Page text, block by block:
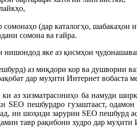
сомонаҳо (дар каталогҳо, шабакаҳои
сомона ва ғайра.
яке аз қисмҳои
аз миқдори кор ва душвории
дар муҳити Интернет вобаста
аз хизматрасониҳо ба намуди
SEO пешбурдро гузаштааст,
ин шоҳиди зарурии SEO пешбурд
тавр рақибони худро дар муҳити